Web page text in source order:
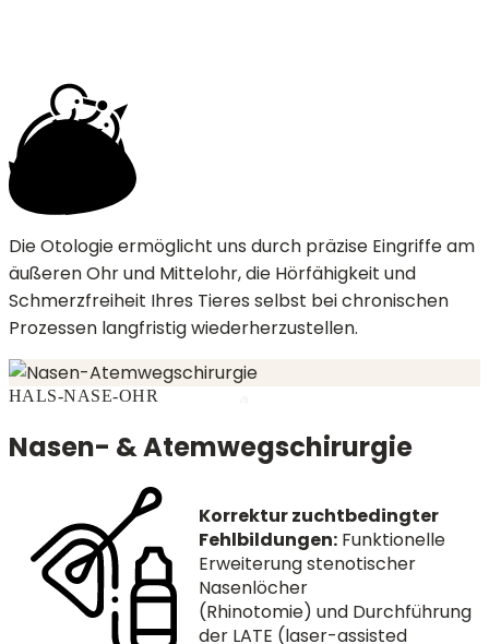
Die Otologie ermöglicht uns durch präzise Eingriffe am
äußeren Ohr und Mittelohr, die Hörfähigkeit und
Schmerzfreiheit Ihres Tieres selbst bei chronischen
Prozessen langfristig wiederherzustellen.
HALS-NASE-OHR
Nasen- & Atemwegschirurgie
Korrektur zuchtbedingter
Fehlbildungen: Funktionelle
Erweiterung stenotischer
Nasenlöcher
(Rhinotomie) und Durchführung
der LATE (laser-assisted